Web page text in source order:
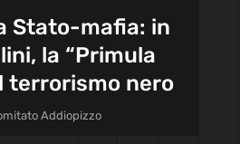
Stato-mafia: in
la “Primula
terrorismo nero
Addiopizzo